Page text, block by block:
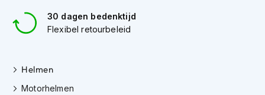
r
m
e
30 dagen bedenktijd
Flexibel retourbeleid
Helmen
Motorhelmen